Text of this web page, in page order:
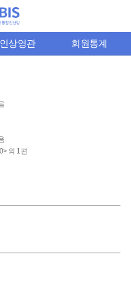
상영관 회원통계
외 1편